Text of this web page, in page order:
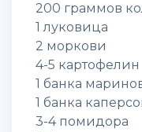
200 граммов
1 луковица
2 моркови
4-5 картофелин
1 банка
1 банка
3-4 помидора